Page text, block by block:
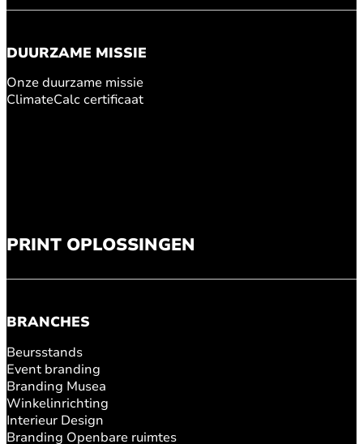
PRINT OPLOSSINGEN
BRANCHES
Beursstands
Event branding
Branding Musea
Winkelinrichting
Interieur Design
Branding Openbare ruimtes
DUURZAME MISSIE
Onze duurzame missie
ClimateCalc certificaat